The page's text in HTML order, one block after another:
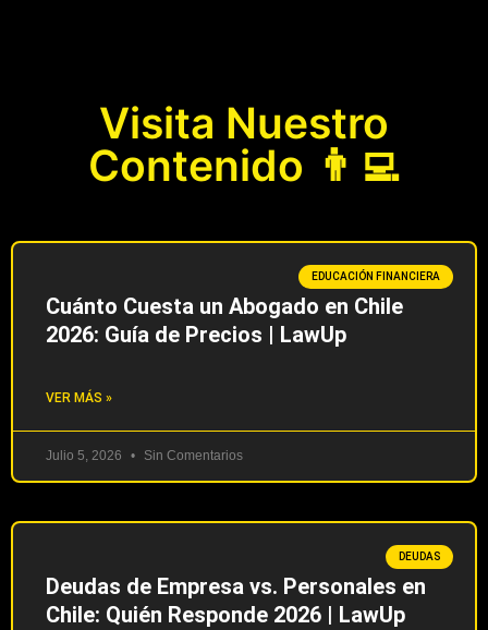
Visita Nuestro
Contenido 👨‍💻
EDUCACIÓN FINANCIERA
Cuánto Cuesta un Abogado en Chile
2026: Guía de Precios | LawUp
VER MÁS »
Julio 5, 2026 Sin Comentarios
DEUDAS
Deudas de Empresa vs. Personales en
Chile: Quién Responde 2026 | LawUp